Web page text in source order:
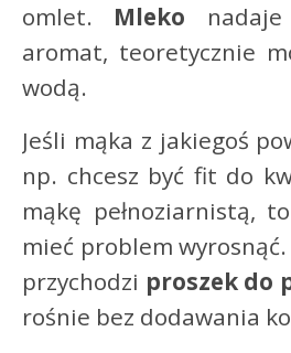
omlet. Mleko
aromat, teoretycznie
wodą.
Jeśli mąka z jakiegoś
np. chcesz być fit do
mąkę pełnoziarnistą,
mieć problem
przychodzi proszek do
rośnie bez dodawania